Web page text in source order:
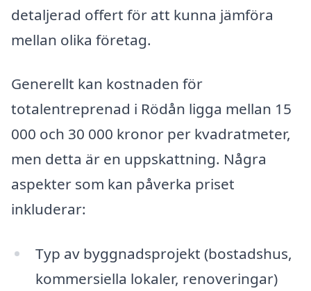
detaljerad offert för att kunna jämföra
mellan olika företag.
Generellt kan kostnaden för
totalentreprenad i Rödån ligga mellan 15
000 och 30 000 kronor per kvadratmeter,
men detta är en uppskattning. Några
aspekter som kan påverka priset
inkluderar:
Typ av byggnadsprojekt (bostadshus,
kommersiella lokaler, renoveringar)